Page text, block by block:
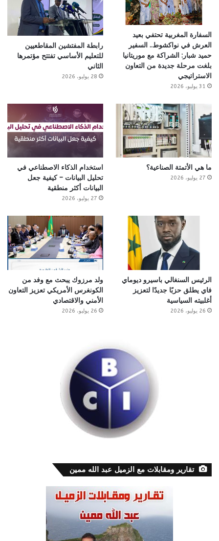
السفارة المغربية تحتفي بعيد
العرش في نواكشوط.. السفير
حميد شبار: الشراكة مع موريتانيا
بلغت مرحلة جديدة من التعاون
الاستراتيجي
31 يوليو، 2026
رابطة المفتشين المقاطعيين
للتعليم الأساسي تفتتح مؤتمرها
الثاني
28 يوليو، 2026
ما هي الأتمتة الصناعية؟
27 يوليو، 2026
استخدام الذكاء الاصطناعي في
تحليل البيانات – كيفية جعل
البيانات أكثر منطقية
27 يوليو، 2026
الرئيس السنغالي باسيرو ديوماي
فاي يطلق حزبًا جديدًا لتعزيز
أغلبيته السياسية
26 يوليو، 2026
ولد مرزوك يبحث مع وفد من
الكونغرس الأمريكي تعزيز التعاون
الأمني والاقتصادي
26 يوليو، 2026
تقارير ومقابلات مع الزميل عبد الله ممين